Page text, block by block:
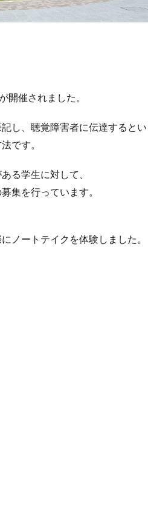
開催されました。
し、聴覚障害者に伝達すると
です。
る学生に対して、
集を行っています。
ノートテイクを体験しました。